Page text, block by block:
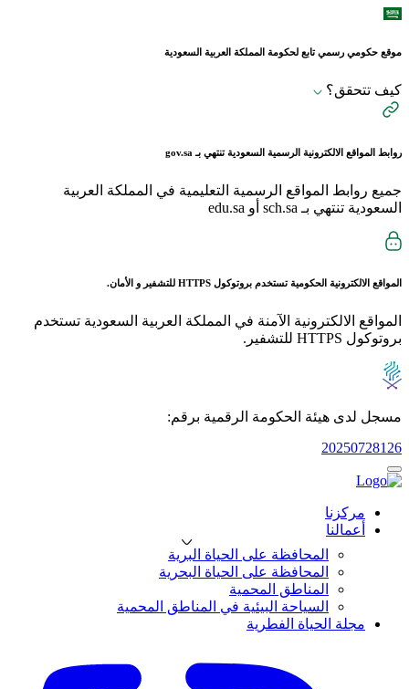
موقع حكومي رسمي تابع لحكومة المملكة العربية السعودية
كيف تتحقق؟
روابط المواقع الالكترونية الرسمية السعودية تنتهي بـ gov.sa
جميع روابط المواقع الرسمية التعليمية في المملكة العربية
السعودية تنتهي بـ sch.sa أو edu.sa
المواقع الالكترونية الحكومية تستخدم بروتوكول HTTPS للتشفير و الأمان.
المواقع الالكترونية الآمنة في المملكة العربية السعودية تستخدم
بروتوكول HTTPS للتشفير.
مسجل لدى هيئة الحكومة الرقمية برقم:
20250728126
مركزنا
أعمالنا
المحافظة على الحياة البرية
المحافظة على الحياة البحرية
المناطق المحمية
السياحة البيئية في المناطق المحمية
مجلة الحياة الفطرية